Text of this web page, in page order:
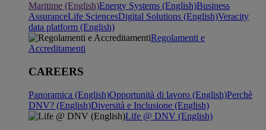
Maritime (English)Energy Systems (English)Business
AssuranceLife SciencesDigital Solutions (English)Veracity
data platform (English)
Regolamenti e
Accreditamenti
CAREERS
Panoramica (English)Opportunità di lavoro (English)Perchè
DNV? (English)Diversità e Inclusione (English)
Life @ DNV (English)